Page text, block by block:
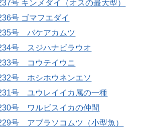
号 キンメダイ（オスの最大型）
号 ゴマフエダイ
号 バケアカムツ
号 スジハナビラウオ
号 コウテイウニ
号 ホシホウネンエソ
号 ユウレイイカ属の一種
号 ワルビスイカの仲間
号 アブラソコムツ（小型魚）